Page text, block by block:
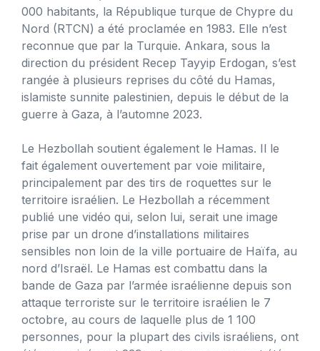
000 habitants, la République turque de Chypre du
Nord (RTCN) a été proclamée en 1983. Elle n’est
reconnue que par la Turquie. Ankara, sous la
direction du président Recep Tayyip Erdogan, s’est
rangée à plusieurs reprises du côté du Hamas,
islamiste sunnite palestinien, depuis le début de la
guerre à Gaza, à l’automne 2023.
Le Hezbollah soutient également le Hamas. Il le
fait également ouvertement par voie militaire,
principalement par des tirs de roquettes sur le
territoire israélien. Le Hezbollah a récemment
publié une vidéo qui, selon lui, serait une image
prise par un drone d’installations militaires
sensibles non loin de la ville portuaire de Haïfa, au
nord d’Israël. Le Hamas est combattu dans la
bande de Gaza par l’armée israélienne depuis son
attaque terroriste sur le territoire israélien le 7
octobre, au cours de laquelle plus de 1 100
personnes, pour la plupart des civils israéliens, ont